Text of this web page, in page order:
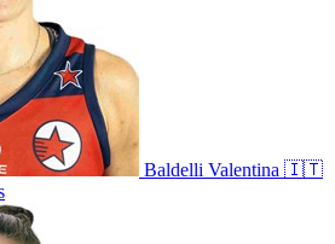
Baldelli Valentina 🇮🇹